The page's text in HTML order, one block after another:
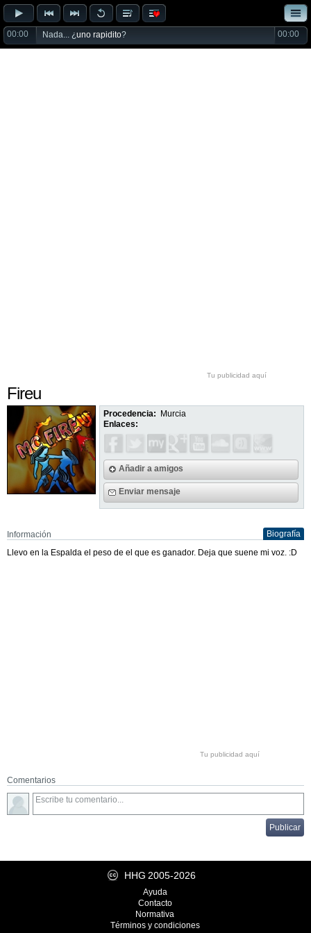
00:00 Nada... ¿uno rapidito? 00:00
Tu publicidad aquí
Fireu
Procedencia:
Murcia
Enlaces:
Añadir a amigos
Enviar mensaje
Información
Biografía
Llevo en la Espalda el peso de el que es ganador. Deja que suene mi voz. :D
Tu publicidad aquí
Comentarios
HHG 2005-2026
Ayuda
Contacto
Normativa
Términos y condiciones